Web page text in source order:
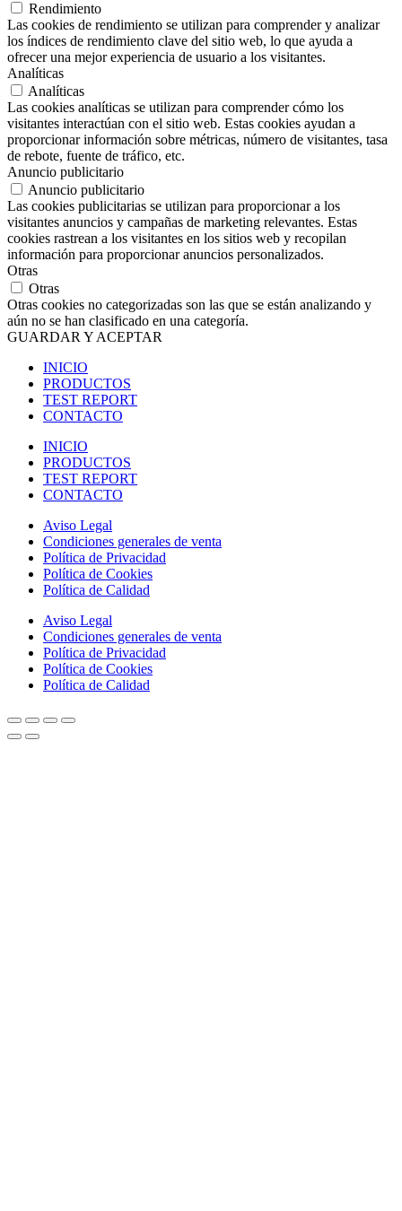
Rendimiento
Las cookies de rendimiento se utilizan para comprender y analizar
los índices de rendimiento clave del sitio web, lo que ayuda a
ofrecer una mejor experiencia de usuario a los visitantes.
Analíticas
Analíticas
Las cookies analíticas se utilizan para comprender cómo los
visitantes interactúan con el sitio web. Estas cookies ayudan a
proporcionar información sobre métricas, número de visitantes, tasa
de rebote, fuente de tráfico, etc.
Anuncio publicitario
Anuncio publicitario
Las cookies publicitarias se utilizan para proporcionar a los
visitantes anuncios y campañas de marketing relevantes. Estas
cookies rastrean a los visitantes en los sitios web y recopilan
información para proporcionar anuncios personalizados.
Otras
Otras
Otras cookies no categorizadas son las que se están analizando y
aún no se han clasificado en una categoría.
GUARDAR Y ACEPTAR
INICIO
PRODUCTOS
TEST REPORT
CONTACTO
INICIO
PRODUCTOS
TEST REPORT
CONTACTO
Aviso Legal
Condiciones generales de venta
Política de Privacidad
Política de Cookies
Política de Calidad
Aviso Legal
Condiciones generales de venta
Política de Privacidad
Política de Cookies
Política de Calidad